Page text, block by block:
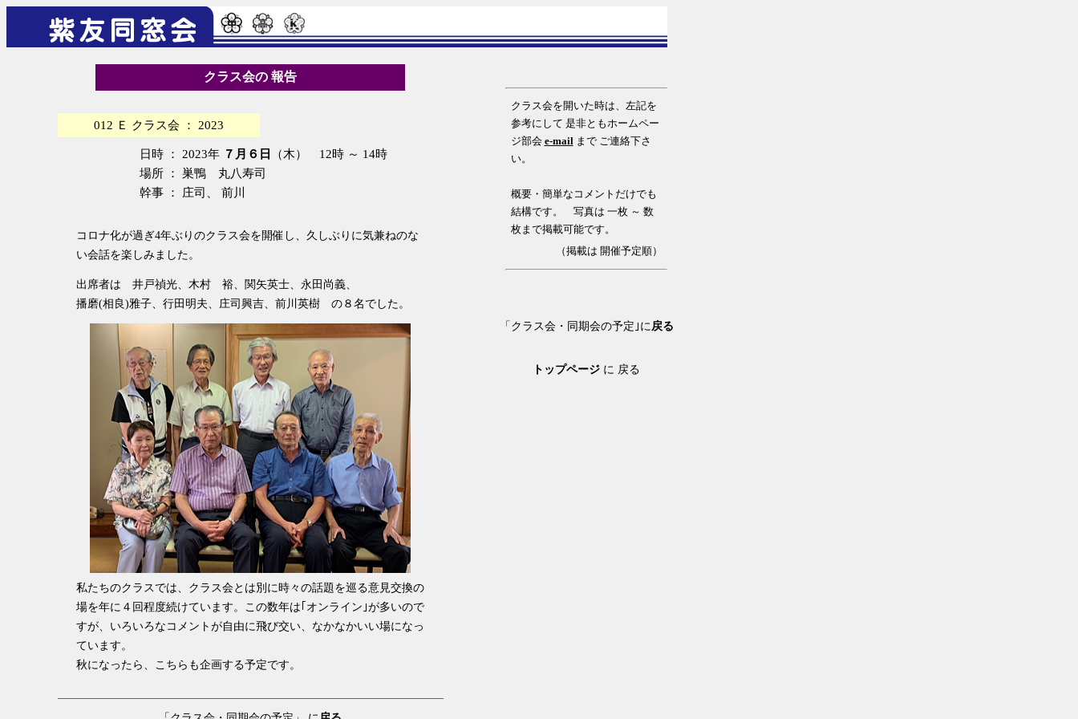
クラス会の 報告
012 Ｅ クラス会 ： 2023
日時 ： 2023年 ７月６日
（木） 12時 ～ 14時
場所 ： 巣鴨 丸八寿司
幹事 ： 庄司、 前川
コロナ化が過ぎ4年ぶりのクラス会を開催し、久しぶりに気兼ねのな
い会話を楽しみました。
出席者は 井戸禎光、木村 裕、関矢英士、永田尚義、
播磨(相良)雅子、行田明夫、庄司興吉、前川英樹 の８名でした。
私たちのクラスでは、クラス会とは別に時々の話題を巡る意見交換の
場を年に４回程度続けています。この数年は｢オンライン｣が多いので
すが、いろいろなコメントが自由に飛び交い、なかなかいい場になっ
ています。
秋になったら、こちらも企画する予定です。
クラス会を開いた時は、左記を
参考にして 是非ともホームペー
ジ部会 e-mailまで ご連絡下さ
い。
概要・簡単なコメントだけでも
結構です。 写真は 一枚 ～ 数
枚まで掲載可能です。
（掲載は 開催予定順）
「クラス会・同期会の予定｣に戻る
トップページ に 戻る